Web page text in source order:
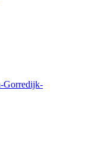
Gorredijk-